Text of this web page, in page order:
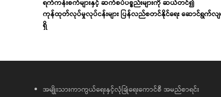
ရက်ကန်းစက်များနှင့် ဆက်စပ်ပစ္စည်းများကို ဆယ်တင်၍
ကုန်ထုတ်လုပ်မှုလုပ်ငန်းများ ပြန်လည်စတင်နိုင်ရေး ဆောင်ရွက်လ
ရှိ
အမျိုးသားကာကွယ်ရေးနှင့်လုံခြုံရေးကောင်စီ အမည်စာရင်း